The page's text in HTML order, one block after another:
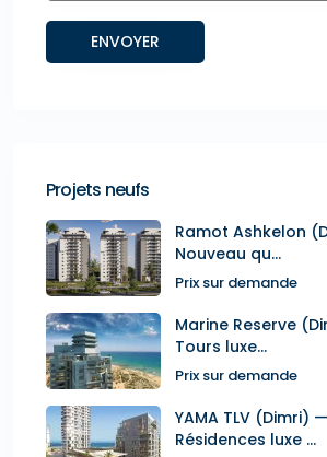
Projets neufs
Ramot Ashkelon
Nouveau qu...
Prix sur demande
Marine Reserve
Tours luxe...
Prix sur demande
YAMA TLV (Dimri) —
Résidences luxe ...